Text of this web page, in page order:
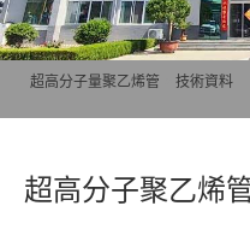
超高分子量聚乙烯管 技術資料
超高分子聚乙烯